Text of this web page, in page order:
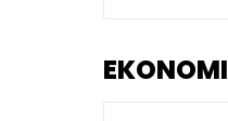
EKONOMI